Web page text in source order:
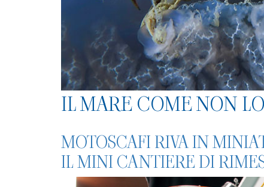
IL MARE COME NON
MOTOSCAFI RIVA IN
IL MINI CANTIERE DI